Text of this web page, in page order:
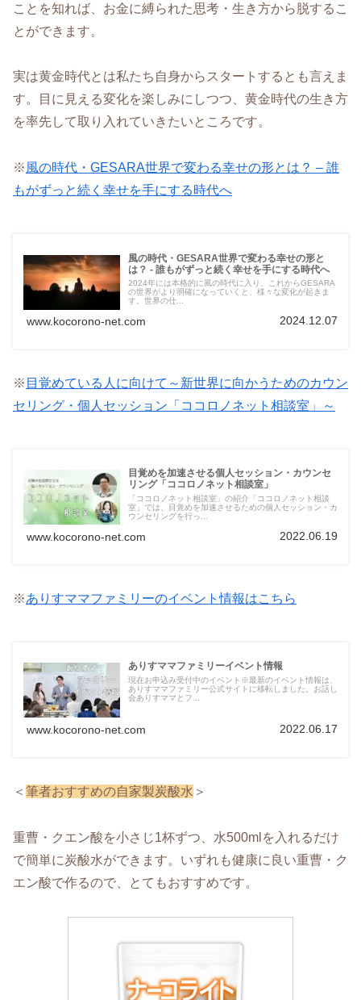
ことを知れば、お金に縛られた思考・生き方から脱するこ
とができます。
実は黄金時代とは私たち自身からスタートするとも言えま
す。目に見える変化を楽しみにしつつ、黄金時代の生き方
を率先して取り入れていきたいところです。
※ 風の時代・GESARA世界で変わる幸せの形とは？ – 誰
もがずっと続く幸せを手にする時代へ
風の時代・GESARA世界で変わる幸せの形と
は？ - 誰もがずっと続く幸せを手にする時代へ
2024年には本格的に風の時代に入り、これからGESARA
の世界がより明確になっていくと、様々な変化が起きま
す。世界の仕...
www.kocorono-net.com 2024.12.07
※ 目覚めている人に向けて～新世界に向かうためのカウン
セリング・個人セッション「ココロノネット相談室」～
目覚めを加速させる個人セッション・カウンセ
リング「ココロノネット相談室」
「ココロノネット相談室」の紹介「ココロノネット相談
室」では、目覚めを加速させるための個人セッション・カ
ウンセリングを行っ...
www.kocorono-net.com 2022.06.19
※ありすママファミリーのイベント情報はこちら
ありすママファミリーイベント情報
現在お申込み受付中のイベント※最新のイベント情報は、
ありすママファミリー公式サイトに移転しました。お話し
会ありすママとフ...
www.kocorono-net.com 2022.06.17
＜ 筆者おすすめの自家製炭酸水 ＞
重曹・クエン酸を小さじ1杯ずつ、水500mlを入れるだけ
で簡単に炭酸水ができます。いずれも健康に良い重曹・ク
エン酸で作るので、とてもおすすめです。